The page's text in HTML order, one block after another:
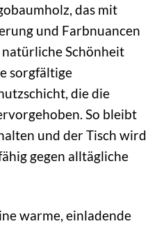
das mit
und Farbnuancen
Schönheit
sorgfältige
die die
So bleibt
und der Tisch wird
gegen alltägliche
warme, einladende